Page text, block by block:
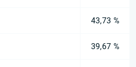
43,73 %
39,67 %